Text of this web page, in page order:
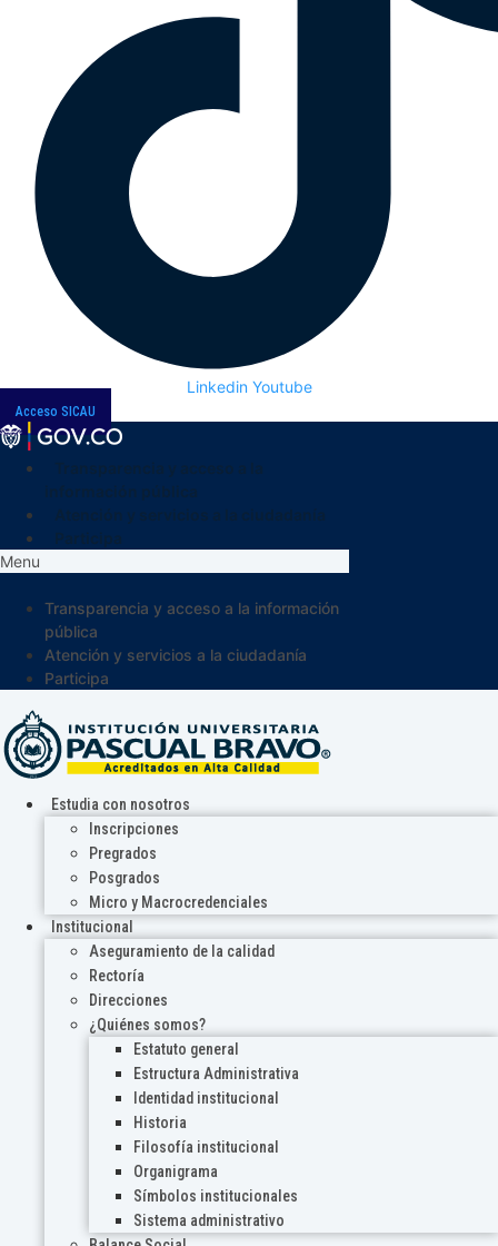
Linkedin Youtube
Acceso SICAU
Menu
Transparencia y acceso a la información
pública
Atención y servicios a la ciudadanía
Participa
Estudia con nosotros
Inscripciones
Pregrados
Posgrados
Micro y Macrocredenciales
Institucional
Aseguramiento de la calidad
Rectoría
Direcciones
¿Quiénes somos?
Estatuto general
Estructura Administrativa
Identidad institucional
Historia
Filosofía institucional
Organigrama
Símbolos institucionales
Sistema administrativo